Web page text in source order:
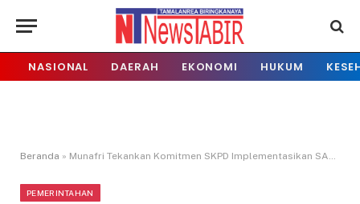
NASIONAL DAERAH EKONOMI HUKUM
Beranda » Munafri Tekankan Komitmen SKPD Implementasikan SAKIP Kota Makassar
PEMERINTAHAN